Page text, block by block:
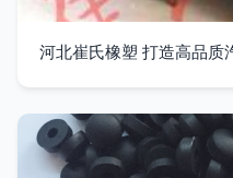
河北崔氏橡塑 打造高品质